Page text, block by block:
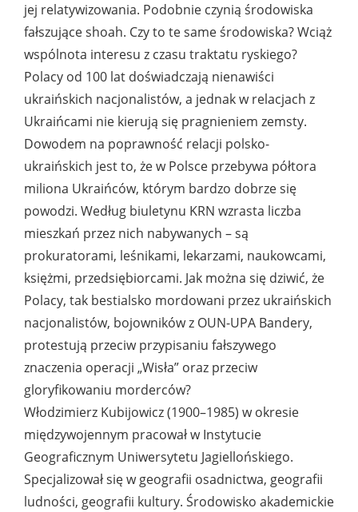
jej relatywizowania. Podobnie czynią środowiska
fałszujące shoah. Czy to te same środowiska? Wciąż
wspólnota interesu z czasu traktatu ryskiego?
Polacy od 100 lat doświadczają nienawiści
ukraińskich nacjonalistów, a jednak w relacjach z
Ukraińcami nie kierują się pragnieniem zemsty.
Dowodem na poprawność relacji polsko-
ukraińskich jest to, że w Polsce przebywa półtora
miliona Ukraińców, którym bardzo dobrze się
powodzi. Według biuletynu KRN wzrasta liczba
mieszkań przez nich nabywanych – są
prokuratorami, leśnikami, lekarzami, naukowcami,
księżmi, przedsiębiorcami. Jak można się dziwić, że
Polacy, tak bestialsko mordowani przez ukraińskich
nacjonalistów, bojowników z OUN-UPA Bandery,
protestują przeciw przypisaniu fałszywego
znaczenia operacji „Wisła” oraz przeciw
gloryfikowaniu morderców?
Włodzimierz Kubijowicz (1900–1985) w okresie
międzywojennym pracował w Instytucie
Geograficznym Uniwersytetu Jagiellońskiego.
Specjalizował się w geografii osadnictwa, geografii
ludności, geografii kultury. Środowisko akademickie